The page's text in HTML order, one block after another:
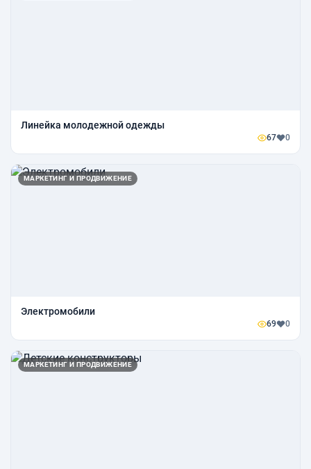
Линейка молодежной одежды
67 0
МАРКЕТИНГ И ПРОДВИЖЕНИЕ
Электромобили
69 0
МАРКЕТИНГ И ПРОДВИЖЕНИЕ